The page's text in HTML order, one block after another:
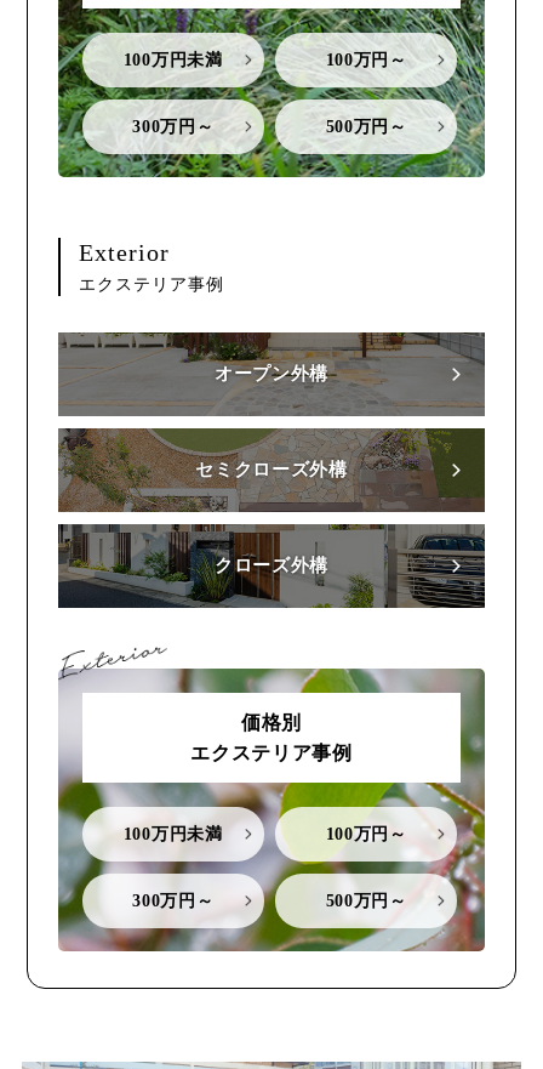
100万円未満 100万円～
300万円～ 500万円～
Exterior
エクステリア事例
オープン外構
セミクローズ外構
クローズ外構
価格別
エクステリア事例
100万円未満 100万円～
300万円～ 500万円～